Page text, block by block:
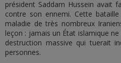
président Saddam Hussein avait
contre son ennemi. Cette
maladie de très nombreux
leçon : jamais un État islamique
destruction massive qui tuerait
personnes.